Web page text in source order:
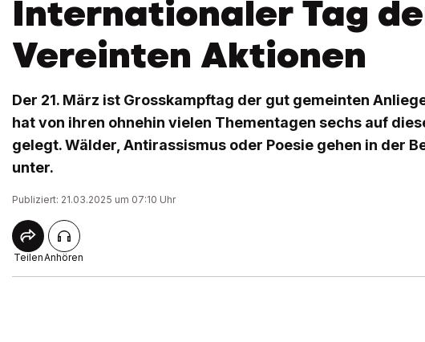
Internationaler Tag
Vereinten Aktionen
Der 21. März ist Grosskampftag der gut gemeinten
hat von ihren ohnehin vielen Thementagen sechs auf
gelegt. Wälder, Antirassismus oder Poesie gehen in der
unter.
Publiziert: 21.03.2025 um 07:10 Uhr
TeilenAnhören